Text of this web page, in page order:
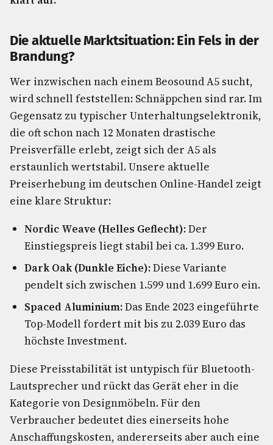
Die aktuelle Marktsituation: Ein Fels in der
Brandung?
Wer inzwischen nach einem Beosound A5 sucht,
wird schnell feststellen: Schnäppchen sind rar. Im
Gegensatz zu typischer Unterhaltungselektronik,
die oft schon nach 12 Monaten drastische
Preisverfälle erlebt, zeigt sich der A5 als
erstaunlich wertstabil. Unsere aktuelle
Preiserhebung im deutschen Online-Handel zeigt
eine klare Struktur:
Nordic Weave (Helles Geflecht):Der
Einstiegspreis liegt stabil bei ca. 1.399 Euro.
Dark Oak (Dunkle Eiche):Diese Variante
pendelt sich zwischen 1.599 und 1.699 Euro ein.
Spaced Aluminium:Das Ende 2023 eingeführte
Top-Modell fordert mit bis zu 2.039 Euro das
höchste Investment.
Diese Preisstabilität ist untypisch für Bluetooth-
Lautsprecher und rückt das Gerät eher in die
Kategorie von Designmöbeln. Für den
Verbraucher bedeutet dies einerseits hohe
Anschaffungskosten, andererseits aber auch eine